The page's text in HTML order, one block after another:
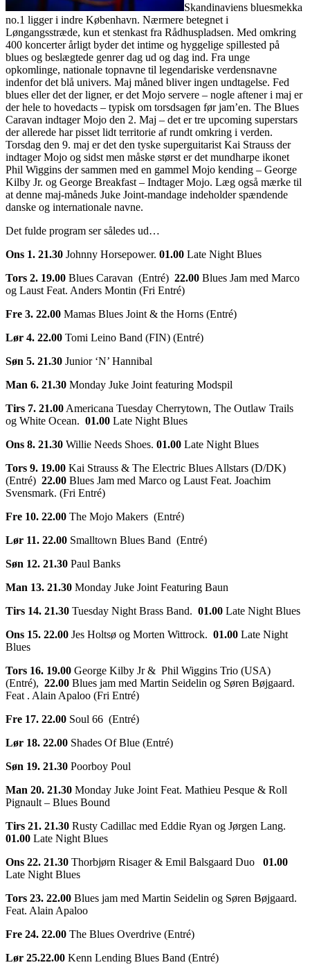
Skandinaviens bluesmekka
no.1 ligger i indre København. Nærmere betegnet i
Løngangsstræde, kun et stenkast fra Rådhuspladsen. Med omkring
400 koncerter årligt byder det intime og hyggelige spillested på
blues og beslægtede genrer dag ud og dag ind. Fra unge
opkomlinge, nationale topnavne til legendariske verdensnavne
indenfor det blå univers. Maj måned bliver ingen undtagelse. Fed
blues eller det der ligner, er det Mojo servere – nogle aftener i maj er
der hele to hovedacts – typisk om torsdsagen før jam’en. The Blues
Caravan indtager Mojo den 2. Maj – det er tre upcoming superstars
der allerede har pisset lidt territorie af rundt omkring i verden.
Torsdag den 9. maj er det den tyske superguitarist Kai Strauss der
indtager Mojo og sidst men måske størst er det mundharpe ikonet
Phil Wiggins der sammen med en gammel Mojo kending – George
Kilby Jr. og George Breakfast – Indtager Mojo. Læg også mærke til
at denne maj-måneds Juke Joint-mandage indeholder spændende
danske og internationale navne.
Det fulde program ser således ud…
Ons 1. 21.30 Johnny Horsepower. 01.00 Late Night Blues
Tors 2. 19.00 Blues Caravan (Entré) 22.00 Blues Jam med Marco
og Laust Feat. Anders Montin (Fri Entré)
Fre 3. 22.00 Mamas Blues Joint & the Horns (Entré)
Lør 4. 22.00 Tomi Leino Band (FIN) (Entré)
Søn 5. 21.30 Junior ‘N’ Hannibal
Man 6. 21.30 Monday Juke Joint featuring Modspil
Tirs 7. 21.00 Americana Tuesday Cherrytown, The Outlaw Trails
og White Ocean. 01.00 Late Night Blues
Ons 8. 21.30 Willie Needs Shoes. 01.00 Late Night Blues
Tors 9. 19.00 Kai Strauss & The Electric Blues Allstars (D/DK)
(Entré) 22.00 Blues Jam med Marco og Laust Feat. Joachim
Svensmark. (Fri Entré)
Fre 10. 22.00 The Mojo Makers (Entré)
Lør 11. 22.00 Smalltown Blues Band (Entré)
Søn 12. 21.30 Paul Banks
Man 13. 21.30 Monday Juke Joint Featuring Baun
Tirs 14. 21.30 Tuesday Night Brass Band. 01.00 Late Night Blues
Ons 15. 22.00 Jes Holtsø og Morten Wittrock. 01.00 Late Night
Blues
Tors 16. 19.00 George Kilby Jr & Phil Wiggins Trio (USA)
(Entré), 22.00 Blues jam med Martin Seidelin og Søren Bøjgaard.
Feat . Alain Apaloo (Fri Entré)
Fre 17. 22.00 Soul 66 (Entré)
Lør 18. 22.00 Shades Of Blue (Entré)
Søn 19. 21.30 Poorboy Poul
Man 20. 21.30 Monday Juke Joint Feat. Mathieu Pesque & Roll
Pignault – Blues Bound
Tirs 21. 21.30 Rusty Cadillac med Eddie Ryan og Jørgen Lang.
01.00 Late Night Blues
Ons 22. 21.30 Thorbjørn Risager & Emil Balsgaard Duo
01.00
Late Night Blues
Tors 23. 22.00 Blues jam med Martin Seidelin og Søren Bøjgaard.
Feat. Alain Apaloo
Fre 24. 22.00 The Blues Overdrive (Entré)
Lør 25.22.00 Kenn Lending Blues Band (Entré)